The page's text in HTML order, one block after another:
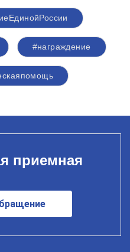
#награждение
приемная